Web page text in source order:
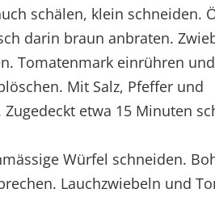
schälen, klein schneiden.
darin braun anbraten.
Tomatenmark einrühren
Mit Salz, Pfeffer und
etwa 15 Minuten
Würfel schneiden.
Lauchzwiebeln und